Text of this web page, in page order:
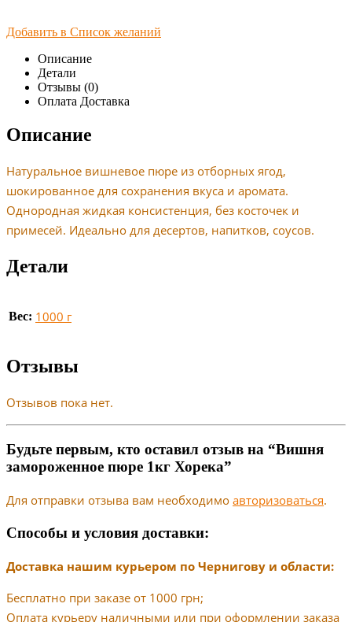
Добавить в Список желаний
Описание
Детали
Отзывы (0)
Оплата Доставка
Описание
Натуральное вишневое пюре из отборных ягод,
шокированное для сохранения вкуса и аромата.
Однородная жидкая консистенция, без косточек и
примесей. Идеально для десертов, напитков, соусов.
Детали
Вес: 1000 г
Отзывы
Отзывов пока нет.
Будьте первым, кто оставил отзыв на “Вишня
замороженное пюре 1кг Хорека”
Для отправки отзыва вам необходимо авторизоваться.
Способы и условия доставки:
Доставка нашим курьером по Чернигову и области:
Бесплатно при заказе от 1000 грн;
Оплата курьеру наличными или при оформлении заказа